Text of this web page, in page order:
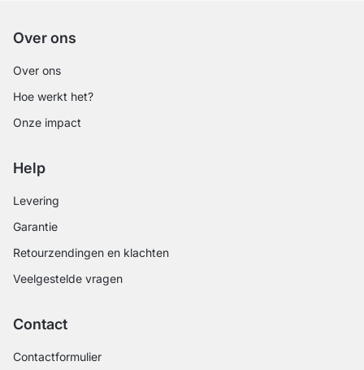
Over ons
Over ons
Hoe werkt het?
Onze impact
Help
Levering
Garantie
Retourzendingen en klachten
Veelgestelde vragen
Contact
Contactformulier